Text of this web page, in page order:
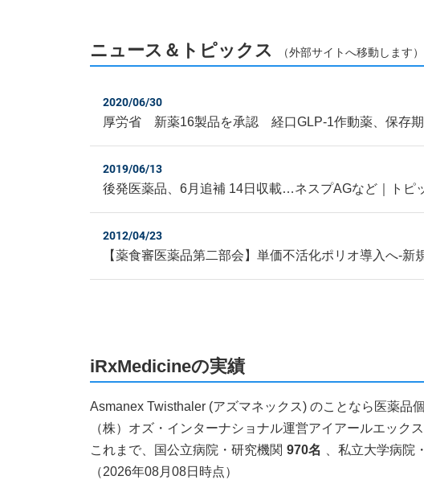
ニュース＆トピックス （外部サイトへ移動します）
2020/06/30
厚労省 新薬16製品を承認 経口GLP-1作動薬、保存期
2019/06/13
後発医薬品、6月追補 14日収載…ネスプAGなど｜トピ
2012/04/23
【薬食審医薬品第二部会】単価不活化ポリオ導入へ‐新
iRxMedicineの実績
Asmanex Twisthaler (アズマネックス) のことなら医薬品
（株）オズ・インターナショナル運営アイアールエック
これまで、国公立病院・研究機関 970名 、私立大学病院
（2026年08月08日時点）